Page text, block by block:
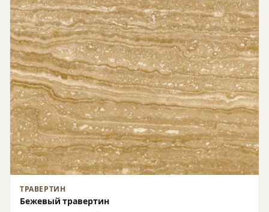
ТРАВЕРТИН
Бежевый травертин